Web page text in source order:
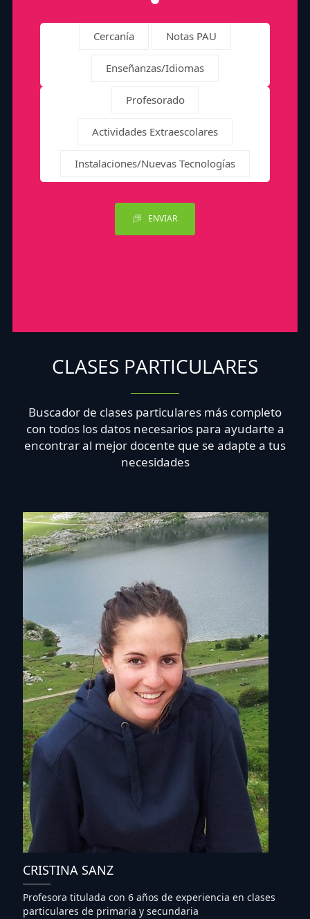
Cercanía Notas PAU
Enseñanzas/Idiomas
Profesorado
Actividades Extraescolares
Instalaciones/Nuevas Tecnologías
ENVIAR
CLASES PARTICULARES
Buscador de clases particulares más completo
con todos los datos necesarios para ayudarte a
encontrar al mejor docente que se adapte a tus
necesidades
CRISTINA SANZ
Profesora titulada con 6 años de experiencia en clases
particulares de primaria y secundaria